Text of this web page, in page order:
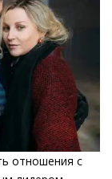
отношения с